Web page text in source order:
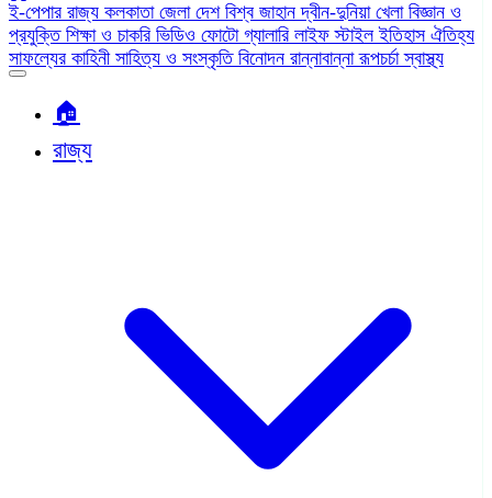
ই-পেপার রাজ্য কলকাতা জেলা দেশ বিশ্ব জাহানদ্বীন-দুনিয়া খেলা বিজ্ঞান ও
প্রযুক্তি শিক্ষা ও চাকরি ভিডিও ফোটো গ্যালারি লাইফ স্টাইলইতিহাস ঐতিহ্য
সাফল্যের কাহিনী সাহিত্য ও সংস্কৃতি বিনোদন রান্নাবান্নারূপচর্চাস্বাস্থ্য
🏠︎
রাজ্য